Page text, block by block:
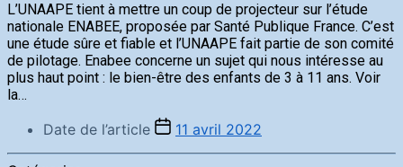
L’UNAAPE tient à mettre un coup de projecteur sur l’étude
nationale ENABEE, proposée par Santé Publique France. C’est
une étude sûre et fiable et l’UNAAPE fait partie de son comité
de pilotage. Enabee concerne un sujet qui nous intéresse au
plus haut point : le bien-être des enfants de 3 à 11 ans. Voir
la…
Date de l’article 11 avril 2022